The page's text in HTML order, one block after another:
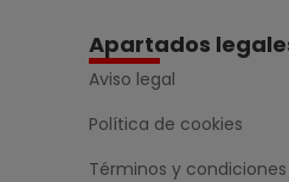
Apartados
Aviso legal
Política de cookies
Términos y condiciones